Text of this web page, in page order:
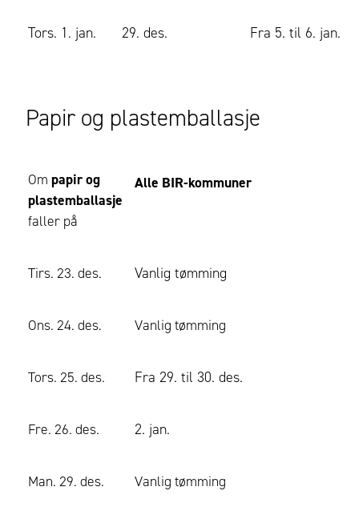
Tors. 1. jan. 29. des. Fra 5. til 6. jan.
Papir og plastemballasje
Om papir og
plastemballasje
faller på
Alle BIR-kommuner
Tirs. 23. des. Vanlig tømming
Ons. 24. des. Vanlig tømming
Tors. 25. des. Fra 29. til 30. des.
Fre. 26. des. 2. jan.
Man. 29. des. Vanlig tømming